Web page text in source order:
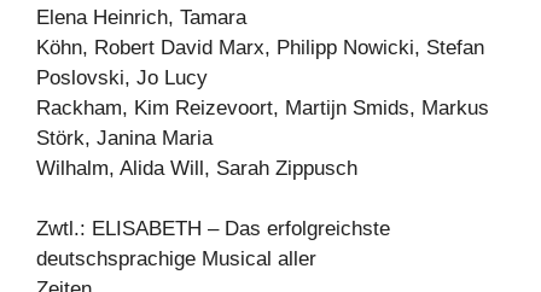
Elena Heinrich, Tamara
Köhn, Robert David Marx, Philipp Nowicki, Stefan
Poslovski, Jo Lucy
Rackham, Kim Reizevoort, Martijn Smids, Markus
Störk, Janina Maria
Wilhalm, Alida Will, Sarah Zippusch
Zwtl.: ELISABETH – Das erfolgreichste
deutschsprachige Musical aller